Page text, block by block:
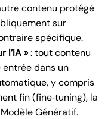
contenu protégé
sur
spécifique.
l’IA »: tout contenu
dans un
y compris
fin (fine‑tuning), la
Génératif.